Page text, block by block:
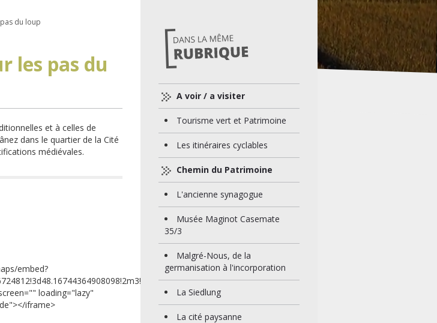
du loup
les pas du
et à celles de
dans le quartier de la Cité
médiévales.
embed?
loading="lazy"
iframe>
A voir / a visiter
Tourisme vert et Patrimoine
Les itinéraires cyclables
Chemin du Patrimoine
L'ancienne synagogue
Musée Maginot Casemate
35/3
Malgré-Nous, de la
germanisation à l'incorporation
La Siedlung
La cité paysanne